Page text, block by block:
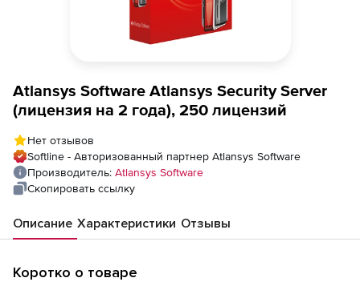
Atlansys Software Atlansys Security Server
(лицензия на 2 года), 250 лицензий
Нет отзывов
Softline - Авторизованный партнер Atlansys Software
Производитель: Atlansys Software
Скопировать ссылку
Описание Характеристики Отзывы
Коротко о товаре